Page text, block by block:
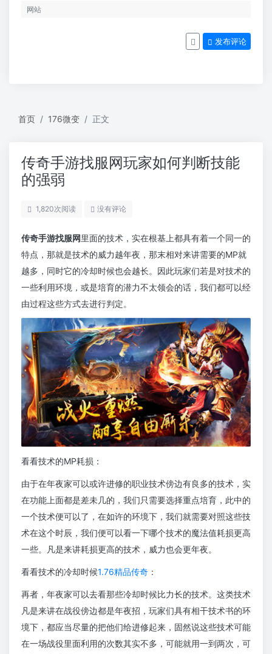
发布评论
首页 176微变 正文
传奇手游找服网玩家如何判断技能
的强弱
1,820次阅读 没有评论
传奇手游找服网里面的技术，实在根基上都具有着一个同一的
特点，那就是技术的威力越年夜，那末相对来讲需要的MP就
越多，同时它的冷却时候也会越长。因此玩家们若是对技术的
一些利用环境，或是培育的潜力不太领会的话，我们都可以经
由过程这些方式去进行判定。
看看技术的MP耗损：
由于在年夜家可以或许进修的职业技术傍边有良多的技术，实
在功能上面都是差未几的，我们只需要选择重点培育，此中的
一个技术便可以了，在如许的环境下，我们就需要对照这些技
术在这个时辰，我们便可以看一下哪个技术的魔法值耗损更高
一些。凡是来讲耗损更高的技术，威力也会更年夜。
看看技术的冷却时候1.76精品传奇 ：
再者，年夜家可以去看那些冷却时候比力长的技术。这类技术
凡是来讲在战役傍边都是年夜招，玩家们具有相干技术书的环
境下，都应当尽量的把他们给进修起来，固然说这些技术可能
在一场战役里面利用的次数其实不多，可能就用一到两次，可